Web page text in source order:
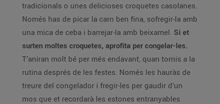
tradicionals o unes delicioses croquetes casolanes.
Només has de picar la carn ben fina, sofregir-la amb
una mica de ceba i barrejar-la amb beixamel. Si et
surten moltes croquetes, aprofita per congelar-les.
T’aniran molt bé per més endavant, quan tornis a la
rutina després de les festes. Només les hauràs de
treure del congelador i fregir-les per gaudir d’un
mos que et recordarà les estones entranyables